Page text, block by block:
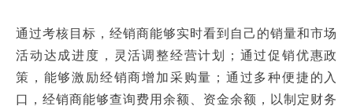
通过考核目标，经销商能够实时看到自己的销量和市场
活动达成进度，灵活调整经营计划；通过促销优惠政
策，能够激励经销商增加采购量；通过多种便捷的入
口，经销商能够查询费用余额、资金余额，以制定财务